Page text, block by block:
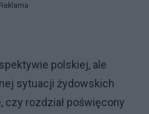
Reklama
polskiej, ale
sytuacji żydowskich
rozdział poświęcony